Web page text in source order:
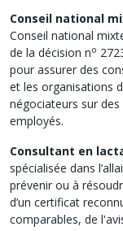
Conseil national
Conseil national
de la décision no
pour assurer des
et les organisations
négociateurs sur
employés.
Consultant en
spécialisée dans
prévenir ou à
d’un certificat
comparables, de